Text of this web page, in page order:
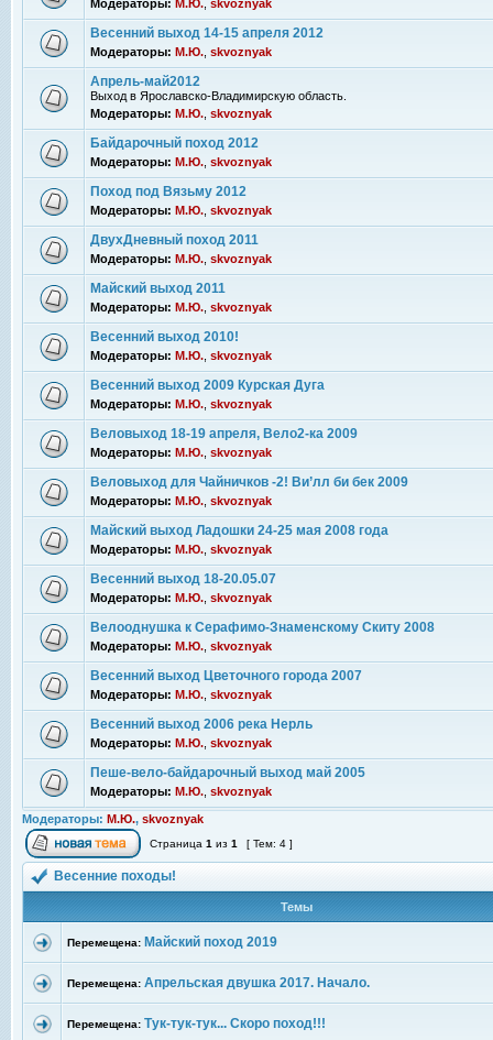
Модераторы: М.Ю. skvoznyak
Весенний выход 14-15 апреля 2012
Модераторы: М.Ю. skvoznyak
Апрель-май2012
Выход в Ярославско-Владимирскую область.
Модераторы: М.Ю. skvoznyak
Байдарочный поход 2012
Модераторы: М.Ю. skvoznyak
Поход под Вязьму 2012
Модераторы: М.Ю. skvoznyak
ДвухДневный поход 2011
Модераторы: М.Ю. skvoznyak
Майский выход 2011
Модераторы: М.Ю. skvoznyak
Весенний выход 2010!
Модераторы: М.Ю. skvoznyak
Весенний выход 2009 Курская Дуга
Модераторы: М.Ю. skvoznyak
Веловыход 18-19 апреля, Вело2-ка 2009
Модераторы: М.Ю. skvoznyak
Веловыход для Чайничков -2! Ви’лл би бек 2009
Модераторы: М.Ю. skvoznyak
Майский выход Ладошки 24-25 мая 2008 года
Модераторы: М.Ю. skvoznyak
Весенний выход 18-20.05.07
Модераторы: М.Ю. skvoznyak
Велооднушка к Серафимо-Знаменскому Скиту 2008
Модераторы: М.Ю. skvoznyak
Весенний выход Цветочного города 2007
Модераторы: М.Ю. skvoznyak
Весенний выход 2006 река Нерль
Модераторы: М.Ю. skvoznyak
Пеше-вело-байдарочный выход май 2005
Модераторы: М.Ю. skvoznyak
Модераторы: М.Ю., skvoznyak
Страница 1 из 1 [ Тем: 4 ]
Весенние походы!
Темы
Перемещена: Майский поход 2019
Перемещена: Апрельская двушка 2017. Начало.
Перемещена: Тук-тук-тук... Скоро поход!!!